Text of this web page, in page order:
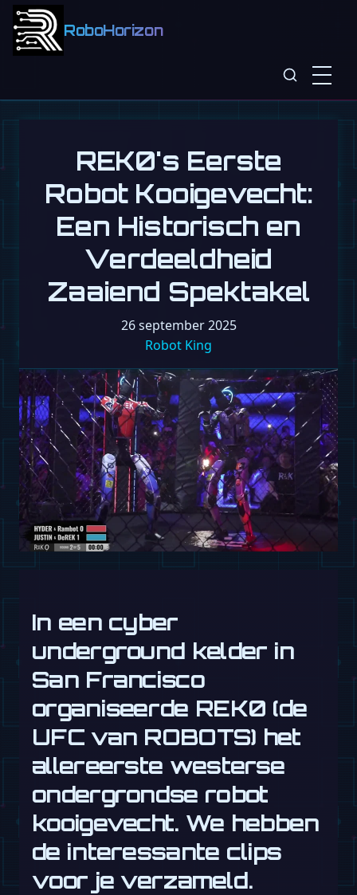
RoboHorizon
REK0's Eerste
Robot Kooigevecht:
Een Historisch en
Verdeeldheid
Zaaiend Spektakel
26 september 2025
Robot King
In een cyber
underground kelder in
San Francisco
organiseerde REK0 (de
UFC van ROBOTS) het
allereerste westerse
ondergrondse robot
kooigevecht. We hebben
de interessante clips
voor je verzameld.